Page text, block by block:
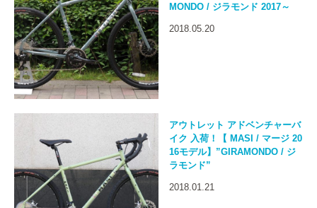
MONDO / ジラモンド 2017～
2018.05.20
アウトレット アドベンチャーバ
イク 入荷！【 MASI / マージ 20
16モデル】”GIRAMONDO / ジ
ラモンド”
2018.01.21